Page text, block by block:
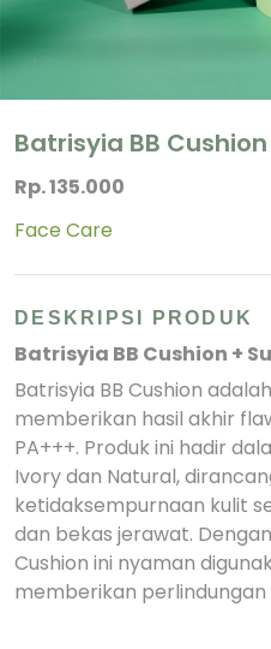
Batrisyia BB
Rp. 135.000
Face Care
DESKRIPSI PRODUK
Batrisyia BB Cushion +
Batrisyia BB Cushion
memberikan hasil akhir
PA+++. Produk ini hadir
Ivory dan Natural,
ketidaksempurnaan kulit
dan bekas jerawat.
Cushion ini nyaman
memberikan perlindungan